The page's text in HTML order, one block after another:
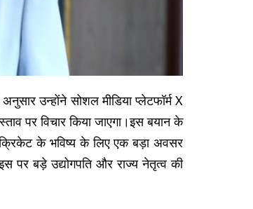
उन्होंने सोशल मीडिया प्लेटफॉर्म X
पर विचार किया जाएगा।इस बयान के
के भविष्य के लिए एक बड़ा अवसर
पर बड़े उद्योगपति और राज्य नेतृत्व की